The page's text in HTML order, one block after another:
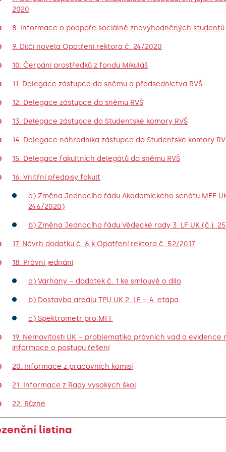
2020
8. Informace o podpoře sociálně znevýhodněných studentů
9. Dílčí novela Opatření rektora č. 24/2020
10. Čerpání prostředků z fondu Mikuláš
11. Delegace zástupce do sněmu a předsednictva RVŠ
12. Delegace zástupce do sněmu RVŠ
13. Delegace zástupce do Studentské komory RVŠ
14. Delegace náhradníka zástupce do Studentské komory
15. Delegace fakultních delegátů do sněmu RVŠ
16. Vnitřní předpisy fakult
a) Změna Jednacího řádu Akademického senátu MFF
246/2020)
b) Změna Jednacího řádu Vědecké rady 3. LF UK (č.j.
17. Návrh dodatku č. 6 k Opatření rektora č. 52/2017
18. Právní jednání
a) Varhany – dodatek č. 1 ke smlouvě o dílo
b) Dostavba areálu TPU UK 2. LF – 4. etapa
c) Spektrometr pro MFF
19. Nemovitosti UK – problematika právních vad a evidence
informace o postupu řešení
20. Informace z pracovních komisí
21. Informace z Rady vysokých škol
22. Různé
listina